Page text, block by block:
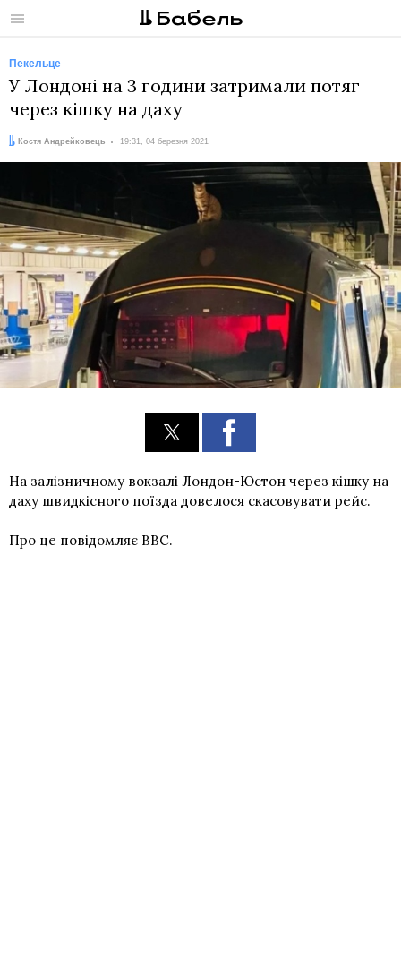
Меню
Пекельце
У Лондоні на 3 години затримали потяг
через кішку на даху
Автор:
Костя Андрейковець
Дата: 19:31, 04 березня 2021
На залізничному вокзалі Лондон-Юстон через кішку на
даху швидкісного поїзда довелося скасовувати рейс.
Про це повідомляє BBC.